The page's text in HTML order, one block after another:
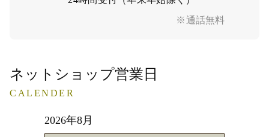
※通話無料
ネットショップ営業日
CALENDER
2026年8月